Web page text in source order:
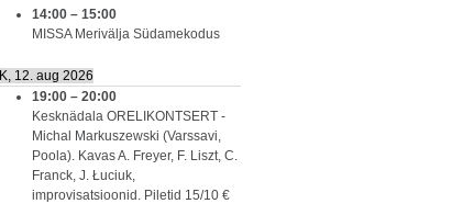
14:00 – 15:00
MISSA Merivälja Südamekodus
K, 12. aug 2026
19:00 – 20:00
Kesknädala ORELIKONTSERT -
Michal Markuszewski (Varssavi,
Poola). Kavas A. Freyer, F. Liszt, C.
Franck, J. Łuciuk,
improvisatsioonid. Piletid 15/10 €